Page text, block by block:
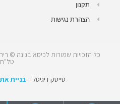
תקנון
הצהרת נגישות
כל הזכויות שמורות לכיסא בגינה ©
טל"ח
סייטק דיגיטל –בניית